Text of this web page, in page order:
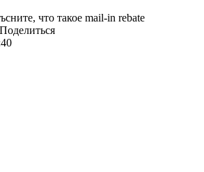
что такое mail-in rebate
Поделиться